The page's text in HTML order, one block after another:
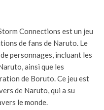
Connections est un jeu
de fans de Naruto. Le
personnages, incluant les
ainsi que les
de Boruto. Ce jeu est
de Naruto, qui a su
le monde.